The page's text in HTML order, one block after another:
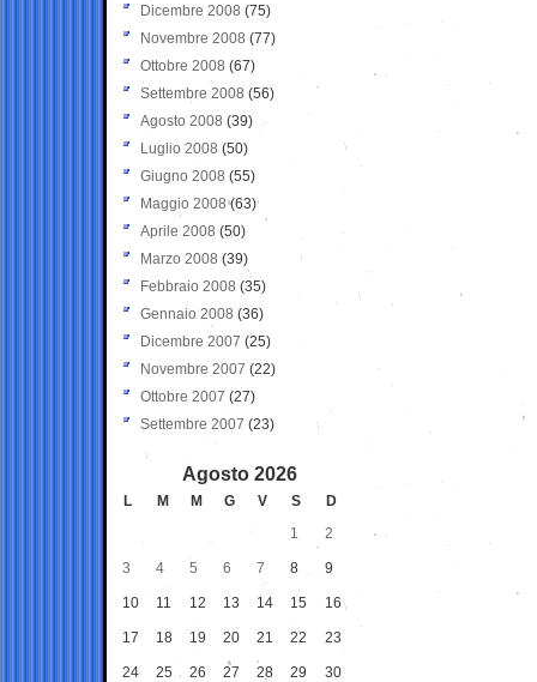
Dicembre 2008 (75)
Novembre 2008 (77)
Ottobre 2008 (67)
Settembre 2008 (56)
Agosto 2008 (39)
Luglio 2008 (50)
Giugno 2008 (55)
Maggio 2008(63)
Aprile 2008 (50)
Marzo 2008 (39)
Febbraio 2008 (35)
Gennaio 2008 (36)
Dicembre 2007 (25)
Novembre 2007 (22)
Ottobre 2007 (27)
Settembre 2007 (23)
Agosto 2026
L M M G V S
D
1
2
3 4 5 6 7 8 9
10 11 12 13 14 15 16
17 18 19 20 21 22 23
24 25 26 27 28 29 30